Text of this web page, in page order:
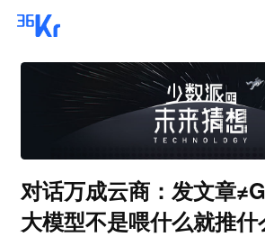
对话万成云商：发文章
大模型不是喂什么就推什